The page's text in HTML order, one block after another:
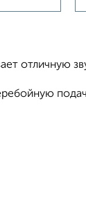
отличную